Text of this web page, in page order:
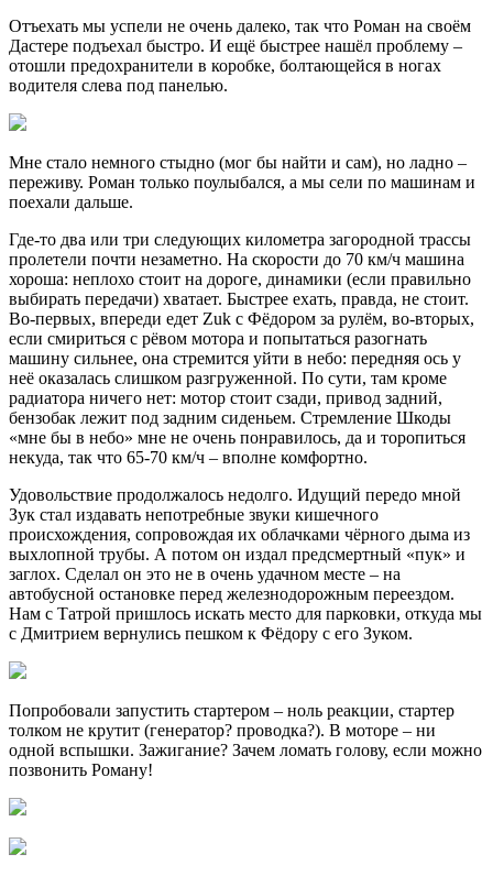
Отъехать мы успели не очень далеко, так что Роман на своём
Дастере подъехал быстро. И ещё быстрее нашёл проблему –
отошли предохранители в коробке, болтающейся в ногах
водителя слева под панелью.
Мне стало немного стыдно (мог бы найти и сам), но ладно –
переживу. Роман только поулыбался, а мы сели по машинам и
поехали дальше.
Где-то два или три следующих километра загородной трассы
пролетели почти незаметно. На скорости до 70 км/ч машина
хороша: неплохо стоит на дороге, динамики (если правильно
выбирать передачи) хватает. Быстрее ехать, правда, не стоит.
Во-первых, впереди едет Zuk с Фёдором за рулём, во-вторых,
если смириться с рёвом мотора и попытаться разогнать
машину сильнее, она стремится уйти в небо: передняя ось у
неё оказалась слишком разгруженной. По сути, там кроме
радиатора ничего нет: мотор стоит сзади, привод задний,
бензобак лежит под задним сиденьем. Стремление Шкоды
«мне бы в небо» мне не очень понравилось, да и торопиться
некуда, так что 65-70 км/ч – вполне комфортно.
Удовольствие продолжалось недолго. Идущий передо мной
Зук стал издавать непотребные звуки кишечного
происхождения, сопровождая их облачками чёрного дыма из
выхлопной трубы. А потом он издал предсмертный «пук» и
заглох. Сделал он это не в очень удачном месте – на
автобусной остановке перед железнодорожным переездом.
Нам с Татрой пришлось искать место для парковки, откуда мы
с Дмитрием вернулись пешком к Фёдору с его Зуком.
Попробовали запустить стартером – ноль реакции, стартер
толком не крутит (генератор? проводка?). В моторе – ни
одной вспышки. Зажигание? Зачем ломать голову, если можно
позвонить Роману!